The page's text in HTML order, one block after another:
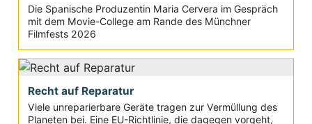
Die Spanische Produzentin Maria Cervera im Gespräch
mit dem Movie-College am Rande des Münchner
Filmfests 2026
Recht auf Reparatur
Viele unreparierbare Geräte tragen zur Vermüllung des
Planeten bei. Eine EU-Richtlinie, die dagegen vorgeht,